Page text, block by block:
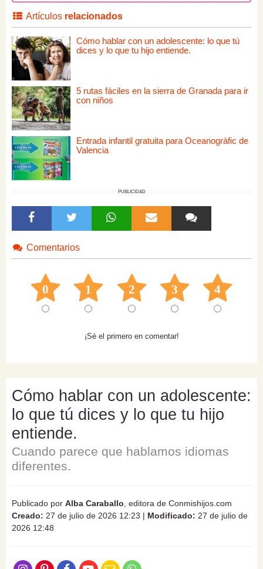
Artículos relacionados
Cómo hablar con un adolescente: lo que tú
dices y lo que tu hijo entiende.
5 rutas fáciles en la sierra de Granada para ir
con niños
Entrada infantil gratuita para Oceanogràfic de
Valencia
PUBLICIDAD
Comentarios
0 1 2 3 4
¡Sé el primero en comentar!
Cómo hablar con un adolescente:
lo que tú dices y lo que tu hijo
entiende.
Cuando parece que hablamos idiomas
diferentes.
Publicado por Alba Caraballo , editora de Conmishijos.com
Creado: 27 de julio de 2026 12:23 | Modificado: 27 de julio de
2026 12:48